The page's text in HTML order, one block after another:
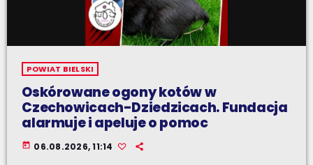
POWIAT BIELSKI
Oskórowane ogony kotów w
Czechowicach-Dziedzicach. Fundacja
alarmuje i apeluje o pomoc
today 06.08.2026, 11:14